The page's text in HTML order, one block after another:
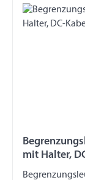
mit Halter,